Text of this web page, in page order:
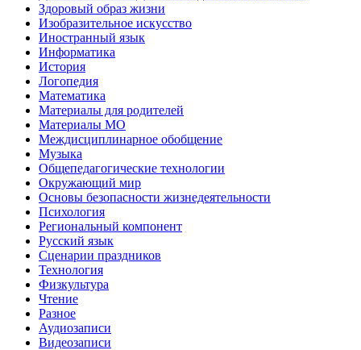
Здоровый образ жизни
Изобразительное искусство
Иностранный язык
Информатика
История
Логопедия
Математика
Материалы для родителей
Материалы МО
Междисциплинарное обобщение
Музыка
Общепедагогические технологии
Окружающий мир
Основы безопасности жизнедеятельности
Психология
Региональный компонент
Русский язык
Сценарии праздников
Технология
Физкультура
Чтение
Разное
Аудиозаписи
Видеозаписи